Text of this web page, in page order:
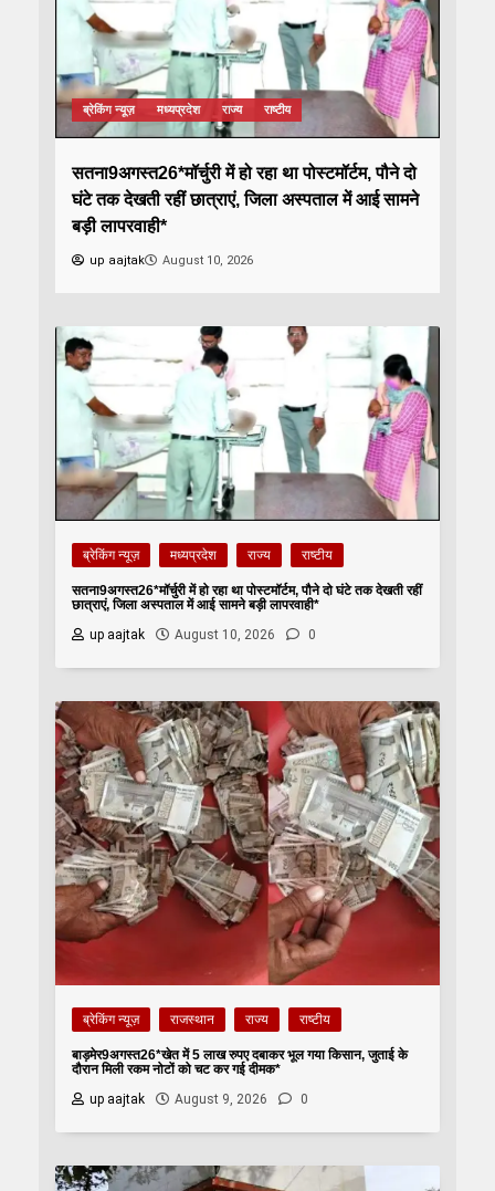
ब्रेकिंग न्यूज़ मध्यप्रदेश राज्य राष्टीय
सतना9अगस्त26*मॉर्चुरी में हो रहा था पोस्टमॉर्टम, पौने दो
घंटे तक देखती रहीं छात्राएं, जिला अस्पताल में आई सामने
बड़ी लापरवाही*
up aajtak August 10, 2026
ब्रेकिंग न्यूज़ मध्यप्रदेश राज्य राष्टीय
सतना9अगस्त26*मॉर्चुरी में हो रहा था पोस्टमॉर्टम, पौने दो घंटे तक देखती रहीं
छात्राएं, जिला अस्पताल में आई सामने बड़ी लापरवाही*
up aajtak
August 10, 2026 0
ब्रेकिंग न्यूज़ राजस्थान राज्य राष्टीय
बाड़मेर9अगस्त26*खेत में 5 लाख रुपए दबाकर भूल गया किसान, जुताई के
दौरान मिली रकम नोटों को चट कर गई दीमक*
up aajtak
August 9, 2026 0